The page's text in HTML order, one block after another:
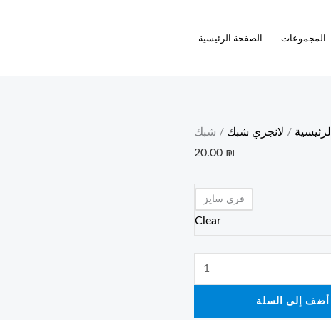
الصفحة الرئيسية المجموعات
الرئيسية / لانجري شبك / شبك
20.00 ₪
فري سايز
Clear
أضف إلى السلة